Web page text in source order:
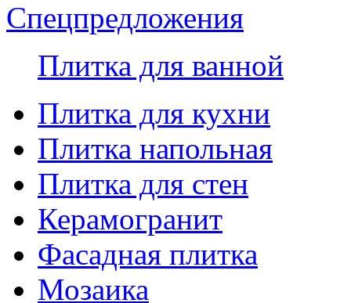
Спецпредложения
Плитка для ванной
Плитка для кухни
Плитка напольная
Плитка для стен
Керамогранит
Фасадная плитка
Мозаика